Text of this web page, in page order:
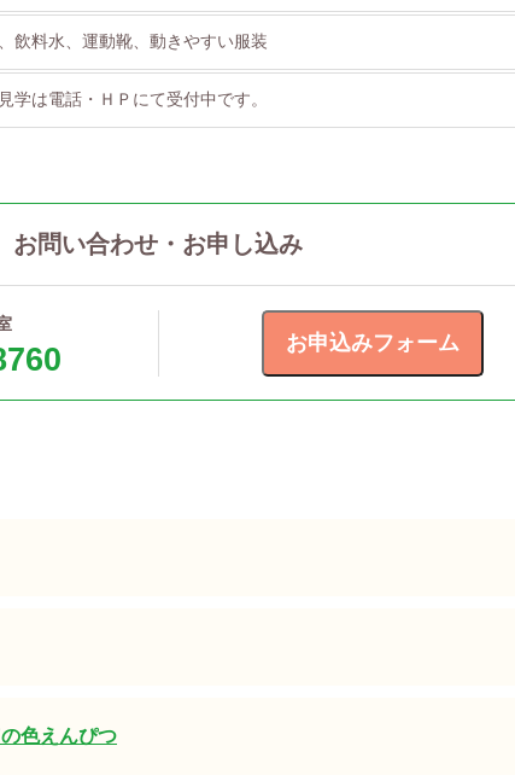
飲料水、運動靴、動きやすい服装
学は電話・ＨＰにて受付中です。
お問い合わせ・お申し込み
色えんぴつ